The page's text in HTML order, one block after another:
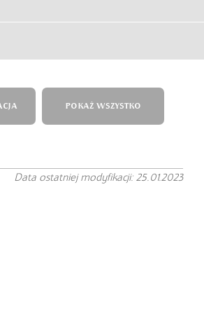
POKAŻ WSZYSTKO
Data ostatniej modyfikacji: 25.01.2023